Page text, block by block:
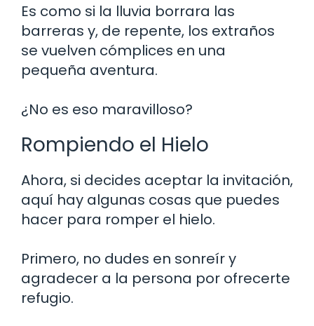
Es como si la lluvia borrara las
barreras y, de repente, los extraños
se vuelven cómplices en una
pequeña aventura.
¿No es eso maravilloso?
Rompiendo el Hielo
Ahora, si decides aceptar la invitación,
aquí hay algunas cosas que puedes
hacer para romper el hielo.
Primero, no dudes en sonreír y
agradecer a la persona por ofrecerte
refugio.